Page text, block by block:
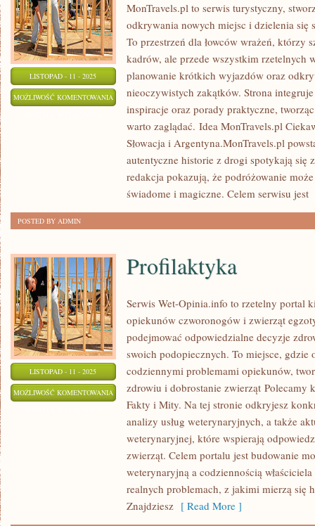
LISTOPAD - 11 - 2025
MOŻLIWOŚĆ KOMENTOWANIA MAURITIUS
ARGENTYNA
MonTravels.pl to serwis turystyczny,
odkrywania nowych miejsc i dzielenia się
To przestrzeń dla łowców wrażeń, którzy
kadrów, ale przede wszystkim rzetelnych
planowanie krótkich wyjazdów oraz
nieoczywistych zakątków. Strona
inspiracje oraz porady praktyczne,
warto zaglądać. Idea MonTravels.pl
Słowacja i Argentyna.MonTravels.pl
autentyczne historie z drogi spotykają się
redakcja pokazują, że podróżowanie
świadome i magiczne. Celem serwisu jest
POSTED BY ADMIN
LISTOPAD - 11 - 2025
MOŻLIWOŚĆ KOMENTOWANIA PROFILAKTYKA
Profilaktyka
Serwis Wet-Opinia.info to rzetelny portal
opiekunów czworonogów i zwierząt
podejmować odpowiedzialne decyzje
swoich podopiecznych. To miejsce, gdzie
codziennymi problemami opiekunów,
zdrowiu i dobrostanie zwierząt Polecamy
Fakty i Mity. Na tej stronie odkryjesz
analizy usług weterynaryjnych, a także
weterynaryjnej, które wspierają
zwierząt. Celem portalu jest budowanie
weterynaryjną a codziennością
realnych problemach, z jakimi mierzą się
Znajdziesz [ Read More ]